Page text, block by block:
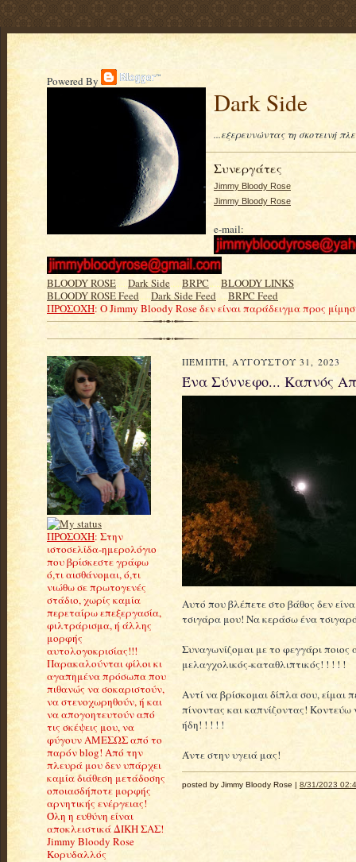
Powered By
Dark Side
...εξερευνώντας τη σκοτεινή
Συνεργάτες
Jimmy Bloody Rose
Jimmy Bloody Rose
e-mail:
BLOODY ROSE.....Dark Side.....BRPC.....BLOODY LINKS
BLOODY ROSE Feed.....Dark Side Feed.....BRPC Feed
ΠΡΟΣΟΧΗ: Ο Jimmy Bloody Rose δεν είναι παράδειγμα προς
ΠΡΟΣΟΧΗ: Στην
ιστοσελίδα-ημερολόγιο
που βρίσκεστε γράφω
ό,τι αισθάνομαι, ό,τι
νιώθω σε πρωτογενές
στάδιο, χωρίς καμία
περεταίρω επεξεργασία,
φιλτράρισμα, ή άλλης
μορφής
αυτολογοκρισίας!!!
Παρακαλούνται φίλοι κι
αγαπημένα πρόσωπα που
πιθανώς να σοκαριστούν,
να στενοχωρηθούν, ή και
να απογοητευτούν από
τις σκέψεις μου, να
φύγουν ΑΜΕΣΩΣ από το
παρόν blog! Από την
πλευρά μου δεν υπάρχει
καμία διάθεση μετάδοσης
οποιασδήποτε μορφής
αρνητικής ενέργειας!
Όλη η ευθύνη είναι
αποκλειστικά ΔΙΚΗ ΣΑΣ!
Jimmy Bloody Rose
Κορυδαλλός
ΠΈΜΠΤΗ, ΑΥΓΟΎΣΤΟΥ 31, 2023
Ένα Σύννεφο... Καπνός
Αυτό που βλέπετε στο βάθος δεν
τσιγάρα μου! Να κεράσω ένα
Συναγωνίζομαι με το φεγγάρι ποιος
μελαγχολικός-καταθλιπτικός! ! ! ! !
Αντί να βρίσκομαι δίπλα σου, είμαι
πίνοντας και καπνίζοντας!
ήδη! ! ! ! !
Άντε στην υγειά μας!
posted by Jimmy Bloody Rose | 8/31/2023